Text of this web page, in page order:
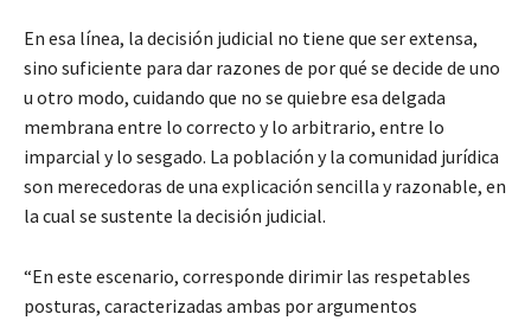
En esa línea, la decisión judicial no tiene que ser extensa,
sino suficiente para dar razones de por qué se decide de uno
u otro modo, cuidando que no se quiebre esa delgada
membrana entre lo correcto y lo arbitrario, entre lo
imparcial y lo sesgado. La población y la comunidad jurídica
son merecedoras de una explicación sencilla y razonable, en
la cual se sustente la decisión judicial.
“En este escenario, corresponde dirimir las respetables
posturas, caracterizadas ambas por argumentos